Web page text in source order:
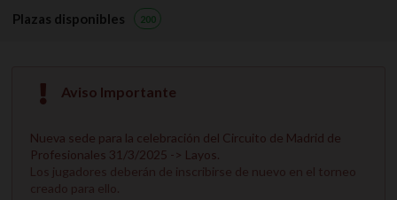
Plazas disponibles 200
Aviso Importante
Nueva sede para la celebración del Circuito de Madrid de
Profesionales 31/3/2025 -> Layos.
Los jugadores deberán de inscribirse de nuevo en el torneo
creado para ello.